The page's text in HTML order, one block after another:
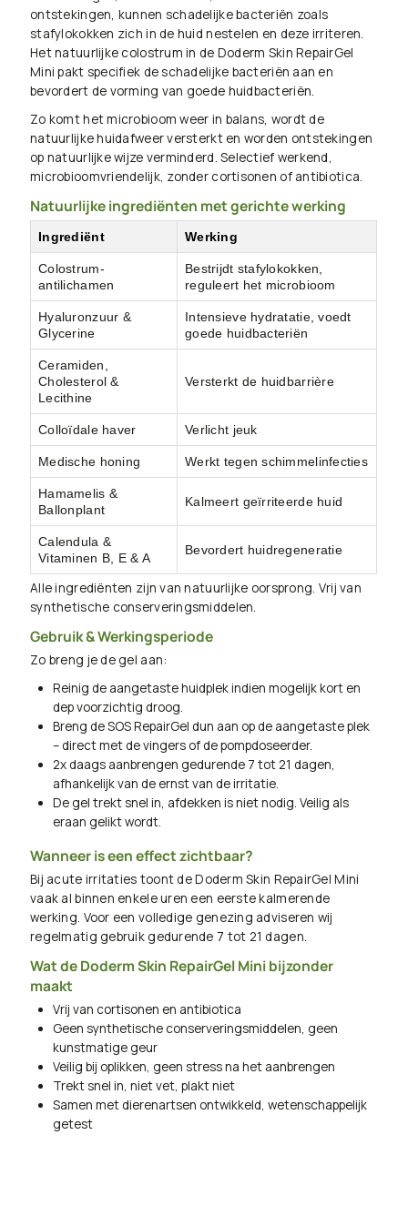
ontstekingen, kunnen schadelijke bacteriën zoals
stafylokokken zich in de huid nestelen en deze irriteren.
Het natuurlijke colostrum in de Doderm Skin RepairGel
Mini pakt specifiek de schadelijke bacteriën aan en
bevordert de vorming van goede huidbacteriën.
Zo komt het microbioom weer in balans, wordt de
natuurlijke huidafweer versterkt en worden ontstekingen
op natuurlijke wijze verminderd. Selectief werkend,
microbioomvriendelijk, zonder cortisonen of antibiotica.
Natuurlijke ingrediënten met gerichte werking
Ingrediënt Werking
Colostrum-
antilichamen
Bestrijdt stafylokokken,
reguleert het microbioom
Hyaluronzuur &
Glycerine
Intensieve hydratatie, voedt
goede huidbacteriën
Ceramiden,
Cholesterol &
Lecithine
Versterkt de huidbarrière
Colloïdale haver Verlicht jeuk
Medische honing Werkt tegen schimmelinfecties
Hamamelis &
Ballonplant
Kalmeert geïrriteerde huid
Calendula &
Vitaminen B, E & A
Bevordert huidregeneratie
Alle ingrediënten zijn van natuurlijke oorsprong. Vrij van
synthetische conserveringsmiddelen.
Gebruik & Werkingsperiode
Zo breng je de gel aan:
Reinig de aangetaste huidplek indien mogelijk kort en
dep voorzichtig droog.
Breng de SOS RepairGel dun aan op de aangetaste plek
– direct met de vingers of de pompdoseerder.
2x daags aanbrengen gedurende 7 tot 21 dagen,
afhankelijk van de ernst van de irritatie.
De gel trekt snel in, afdekken is niet nodig. Veilig als
eraan gelikt wordt.
Wanneer is een effect zichtbaar?
Bij acute irritaties toont de Doderm Skin RepairGel Mini
vaak al binnen enkele uren een eerste kalmerende
werking. Voor een volledige genezing adviseren wij
regelmatig gebruik gedurende 7 tot 21 dagen.
Wat de Doderm Skin RepairGel Mini bijzonder
maakt
Vrij van cortisonen en antibiotica
Geen synthetische conserveringsmiddelen, geen
kunstmatige geur
Veilig bij oplikken, geen stress na het aanbrengen
Trekt snel in, niet vet, plakt niet
Samen met dierenartsen ontwikkeld, wetenschappelijk
getest